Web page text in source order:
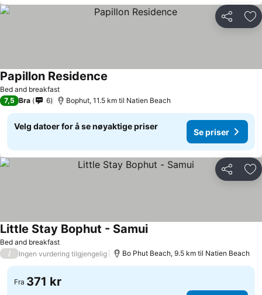
Del
Bed and breakfast
Papillon Residence
7,5 Bra 6 Bophut, 11.5 km til Natien Beach
Velg datoer for å se nøyaktige priser
Se priser
Del
Bed and breakfast
Little Stay Bophut - Samui
/ Ingen vurdering tilgjengelig Bo Phut Beach, 9.5 km til Natien Beach
Fra 371 kr